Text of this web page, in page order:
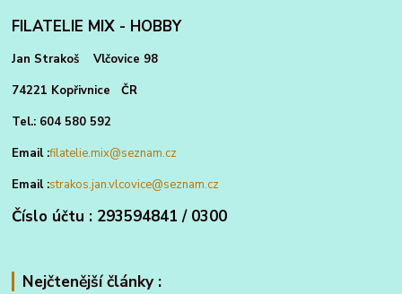
FILATELIE MIX - HOBBY
Jan Strakoš Vlčovice 98
74221 Kopřivnice ČR
Tel.: 604 580 592
Email :filatelie.mix@seznam.cz
Email :strakos.jan.vlcovice@seznam.cz
Číslo účtu : 293594841 / 0300
Nejčtenější články :